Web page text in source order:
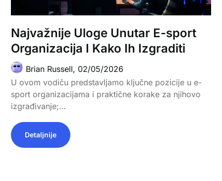
Najvažnije Uloge Unutar E-sport
Organizacija I Kako Ih Izgraditi
Brian Russell, 02/05/2026
U ovom vodiču predstavljamo ključne pozicije u e-
sport organizacijama i praktične korake za njihovo
izgrađivanje;…
Detaljnije